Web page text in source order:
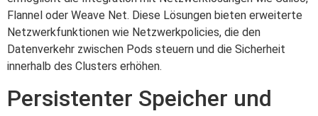
Flannel oder Weave Net. Diese Lösungen bieten erweiterte
Netzwerkfunktionen wie Netzwerkpolicies, die den
Datenverkehr zwischen Pods steuern und die Sicherheit
innerhalb des Clusters erhöhen.
Persistenter Speicher und